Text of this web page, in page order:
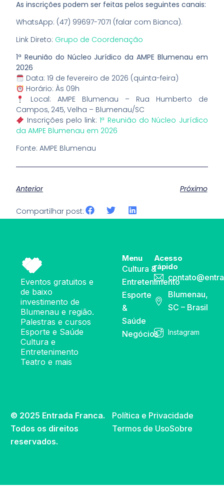
As inscrições podem ser feitas pelos seguintes canais:
WhatsApp: (47) 99697-7071 (falar com Bianca).
Link Direto: Grupo de Coordenação
1ª Reunião do Núcleo Jurídico da AMPE Blumenau em
2026
Data: 19 de fevereiro de 2026 (quinta-feira)
Horário: Às 09h
Local: AMPE Blumenau – Rua Humberto de
Campos, 245, Velha – Blumenau/SC
Inscrições pelo link:1ª Reunião do Núcleo Jurídico
da AMPE Blumenau em 2026
Fonte: AMPE Blumenau
Anterior Próximo
Compartilhar post:
Eventos gratuitos e
de baixo
investimento de
Blumenau e região.
Palestras e cursos
Esporte e Saúde
Cultura e
Entretenimento
Teatro e mais
Menu
Cultura &
Entretenimento
Esporte
&
Saúde
Negócios
Acesso
rápido
Blumenau,
SC – Brasil
Instagram
© 2025 Entrada Franca.
Todos os direitos
reservados.
Política e Privacidade
Termos de UsoSobre